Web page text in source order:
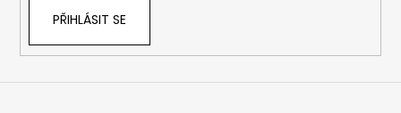
PŘIHLÁSIT SE